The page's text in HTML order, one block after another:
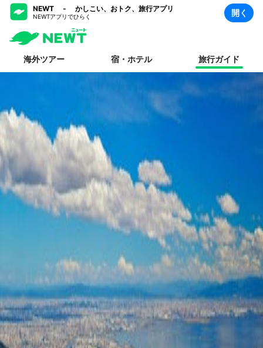
NEWT - かしこい、おトク、旅行アプリ
NEWTアプリでひらく 開く
海外ツアー 宿・ホテル 旅行ガイド